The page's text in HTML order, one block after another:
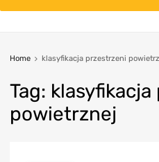
Home klasyfikacja przestrzeni
Tag: klasyfikacja
powietrznej